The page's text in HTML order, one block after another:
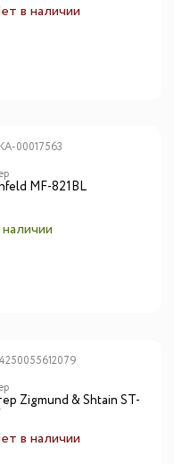
в наличии
КА-00017563
MF-821BL
4250055612079
Zigmund & Shtain ST-
в наличии